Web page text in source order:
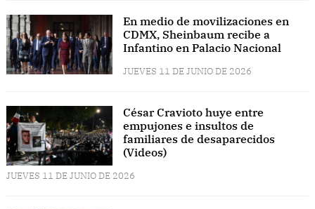
En medio de movilizaciones en
CDMX, Sheinbaum recibe a
Infantino en Palacio Nacional
JUEVES 11 DE JUNIO DE 2026
César Cravioto huye entre
empujones e insultos de
familiares de desaparecidos
(Videos)
JUEVES 11 DE JUNIO DE 2026